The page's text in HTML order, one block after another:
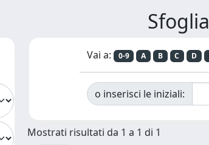
Vai a: 0-9 A B C D
o inserisci le iniziali:
Mostrati risultati da 1 a 1 di 1